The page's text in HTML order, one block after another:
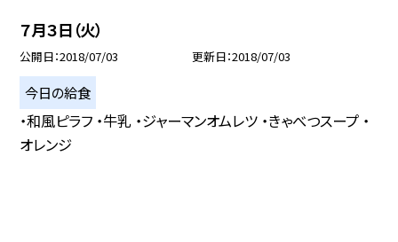
７月３日（火）
公開日 2018/07/03 更新日 2018/07/03
今日の給食
・和風ピラフ ・牛乳 ・ジャーマンオムレツ ・きゃべつスープ ・
オレンジ